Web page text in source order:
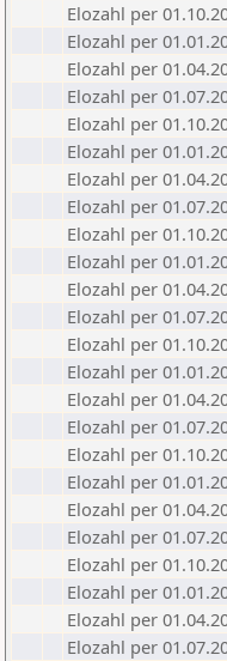
Elozahl per
Elozahl per
Elozahl per
Elozahl per
Elozahl per
Elozahl per
Elozahl per
Elozahl per
Elozahl per
Elozahl per
Elozahl per
Elozahl per
Elozahl per
Elozahl per
Elozahl per
Elozahl per
Elozahl per
Elozahl per
Elozahl per
Elozahl per
Elozahl per
Elozahl per
Elozahl per
Elozahl per